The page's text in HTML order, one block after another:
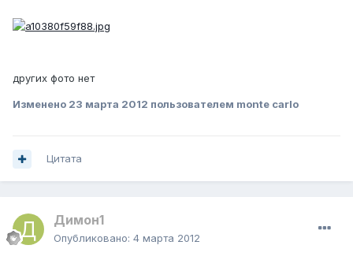
других фото нет
Изменено 23 марта 2012 пользователем monte carlo
Цитата
Димон1
Опубликовано: 4 марта 2012